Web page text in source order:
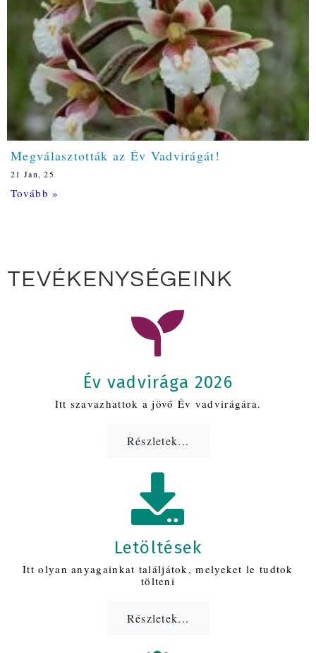
Megválasztották az Év Vadvirágát!
21 Jan, 25
Tovább »
TEVÉKENYSÉGEINK
Év vadvirága 2026
Itt szavazhattok a jövő Év vadvirágára.
Részletek...
Letöltések
Itt olyan anyagainkat találjátok, melyeket le tudtok
tölteni
Részletek...